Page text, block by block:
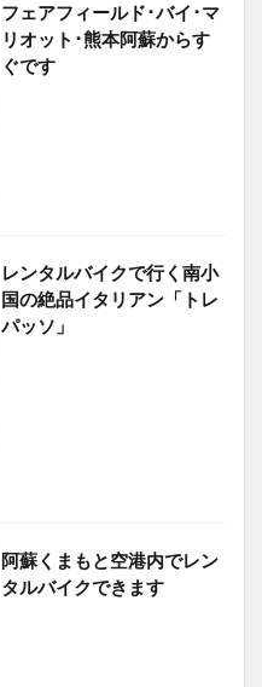
フェアフィールド･バイ･マ
リオット･熊本阿蘇からす
ぐです
レンタルバイクで行く南小
国の絶品イタリアン「トレ
パッソ」
阿蘇くまもと空港内でレン
タルバイクできます